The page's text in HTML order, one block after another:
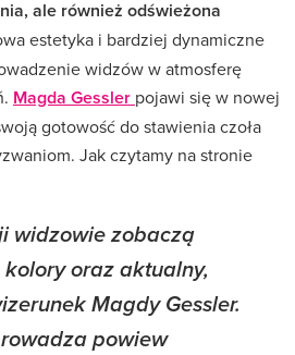
ale również odświeżona
estetyka i bardziej dynamiczne
widzów w atmosferę
Magda Gessler pojawi się w nowej
gotowość do stawienia czoła
Jak czytamy na stronie
widzowie zobaczą
oraz aktualny,
Magdy Gessler.
powiew